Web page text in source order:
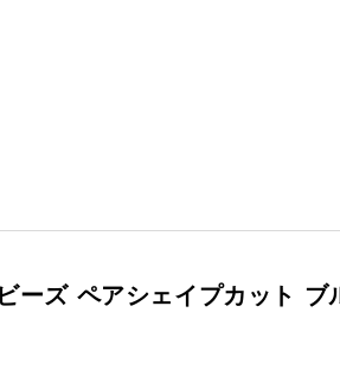
ーズ ペアシェイプカット